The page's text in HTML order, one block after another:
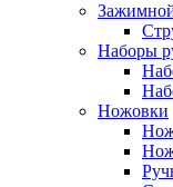
Наборы
Ножовки